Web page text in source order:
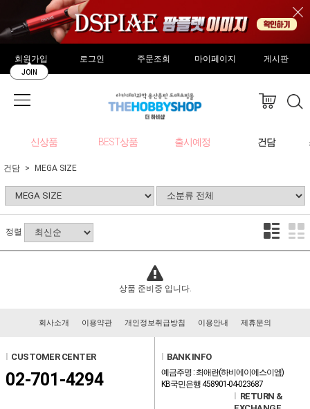
회원가입
JOIN
로그인 주문조회 마이페이지 게시판
신상품 BEST상품 출시예정 건담
건담 MEGA SIZE
정렬
상품 준비중 입니다.
회사소개 이용약관 개인정보취급방침 이용안내 제휴문의
l CUSTOMER CENTER
02-701-4294
l BANK INFO
예금주명 : 최애란(하비에이에스이엠)
KB국민은행 458901-04-023687
l RETURN &